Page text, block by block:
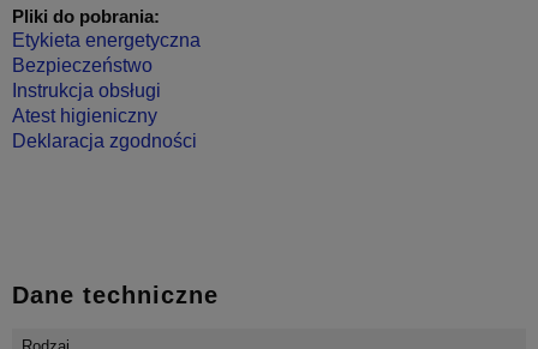
Pliki do pobrania:
Etykieta energetyczna
Bezpieczeństwo
Instrukcja obsługi
Atest higieniczny
Deklaracja zgodności
Dane techniczne